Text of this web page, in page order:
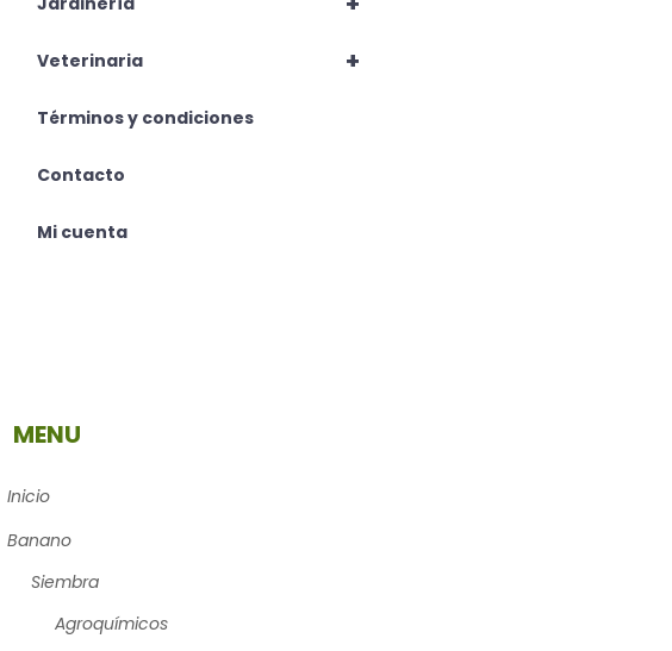
+
Veterinaria
Términos y condiciones
Contacto
Mi cuenta
MENU
Inicio
Banano
Siembra
Agroquímicos